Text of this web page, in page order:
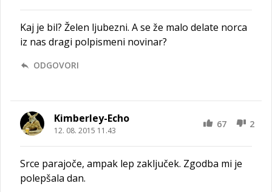
Kaj je bil? Želen ljubezni. A se že malo delate norca
iz nas dragi polpismeni novinar?
ODGOVORI
Kimberley-Echo
12. 08. 2015 11.43
67 2
Srce parajoče, ampak lep zaključek. Zgodba mi je
polepšala dan.